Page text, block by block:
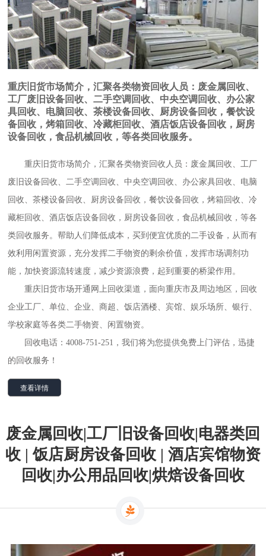
重庆旧货市场简介，汇聚各类物资回收人员：废金属回收、
工厂废旧设备回收、二手空调回收、中央空调回收、办公家
具回收、电脑回收、茶楼设备回收、厨房设备回收，餐饮设
备回收，烤箱回收、冷藏柜回收、酒店饭店设备回收，厨房
设备回收，食品机械回收，等各类回收服务。
重庆旧货市场简介，汇聚各类物资回收人员：废金属回收、工厂
废旧设备回收、二手空调回收、中央空调回收、办公家具回收、电脑
回收、茶楼设备回收、厨房设备回收，餐饮设备回收，烤箱回收、冷
藏柜回收、酒店饭店设备回收，厨房设备回收，食品机械回收，等各
类回收服务。帮助人们降低成本，买到便宜优质的二手设备，从而有
效利用闲置资源，充分发挥二手物资的剩余价值，发挥市场调剂功
能，加快资源流转速度，减少资源浪费，起到重要的桥梁作用。
重庆旧货市场开通网上回收渠道，面向重庆市及周边地区，回收
企业工厂、单位、企业、商超、饭店酒楼、宾馆、娱乐场所、银行、
学校家庭等各类二手物资、闲置物资。
回收电话：4008-751-251，我们将为您提供免费上门评估，迅捷
的回收服务！
查看详情
废金属回收|工厂旧设备回收|电器类回
收 | 饭店厨房设备回收 | 酒店宾馆物资
回收|办公用品回收|烘焙设备回收